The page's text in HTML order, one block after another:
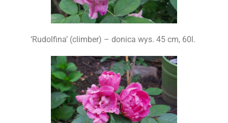
‘Rudolfina’ (climber) – donica wys. 45 cm, 60l.